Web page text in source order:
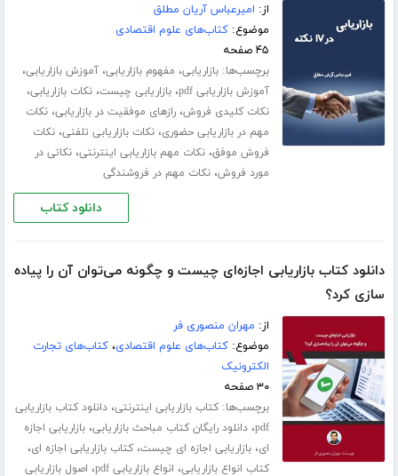
از: امیرعباس آریان مطلق
موضوع:کتاب‌های علوم اقتصادی
۴۵ صفحه
برچسب‌ها:بازاریابی، مفهوم بازاریابی،آموزش بازاریابی،
آموزش بازاریابی pdf ،بازاریابی چیست،نکات بازاریابی،
نکات کلیدی فروش،رازهای موفقیت در بازاریابی،نکات
مهم در بازاریابی حضوری،نکات بازاریابی تلفنی،نکات
فروش موفق،نکات مهم بازاریابی اینترنتی،نکاتی در
مورد فروش،نکات مهم در فروشندگی
دانلود کتاب
دانلود کتاب بازاریابی اجازه‌ای چیست و چگونه می‌توان آن را پیاده
سازی کرد؟
از: مهران منصوری فر
موضوع:کتاب‌های علوم اقتصادی،کتاب‌های تجارت
الکترونیک
۳۰ صفحه
برچسب‌ها:کتاب بازاریابی اینترنتی،دانلود کتاب بازاریابی
pdf،دانلود رایگان کتاب مباحث بازاریابی،بازاریابی اجازه
ای،بازاریابی اجازه ای چیست،کتاب بازاریابی اجازه ای،
کتاب انواع بازاریابی، انواع بازاریابی pdf ، اصول بازاریابی